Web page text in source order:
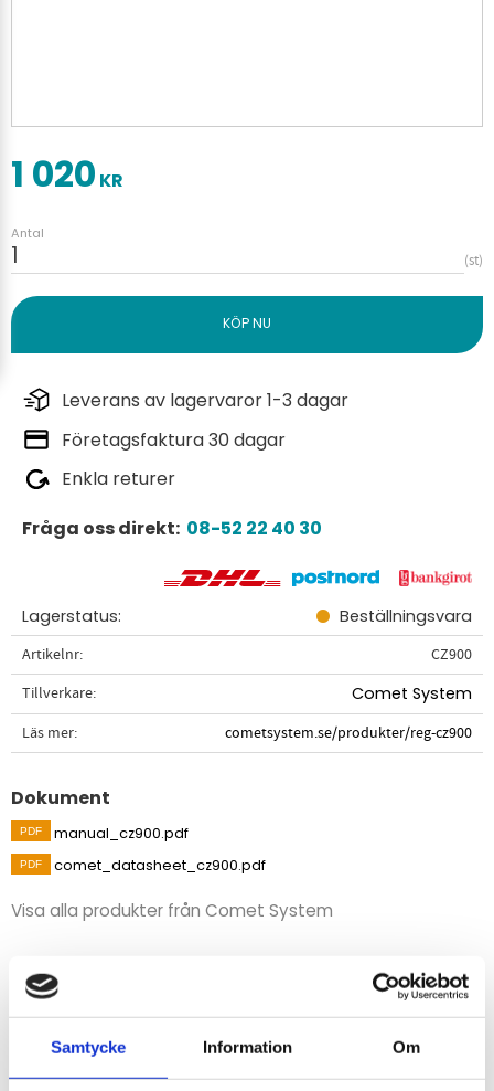
Samtycke Information Om
1 020 KR
Antal
st
Leverans av lagervaror 1-3 dagar
Företagsfaktura 30 dagar
Enkla returer
Fråga oss direkt: 08-52 22 40 30
Lagerstatus Beställningsvara
Artikelnr
CZ900
Tillverkare
Comet System
Läs mer cometsystem.se/produkter/reg-cz900
Dokument
manual_cz900.pdf
comet_datasheet_cz900.pdf
Visa alla produkter från Comet System
Beskrivning
Insticksgivare CZ900 för temperaturmätning med
termoelement typ K, -65 till 1000°C. Utrustad med
ministickpropp för typ K-termoelement.